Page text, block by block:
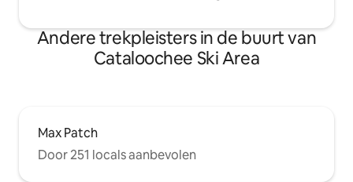
Andere trekpleisters in de buurt van
Cataloochee Ski Area
Max Patch
Door 251 locals aanbevolen